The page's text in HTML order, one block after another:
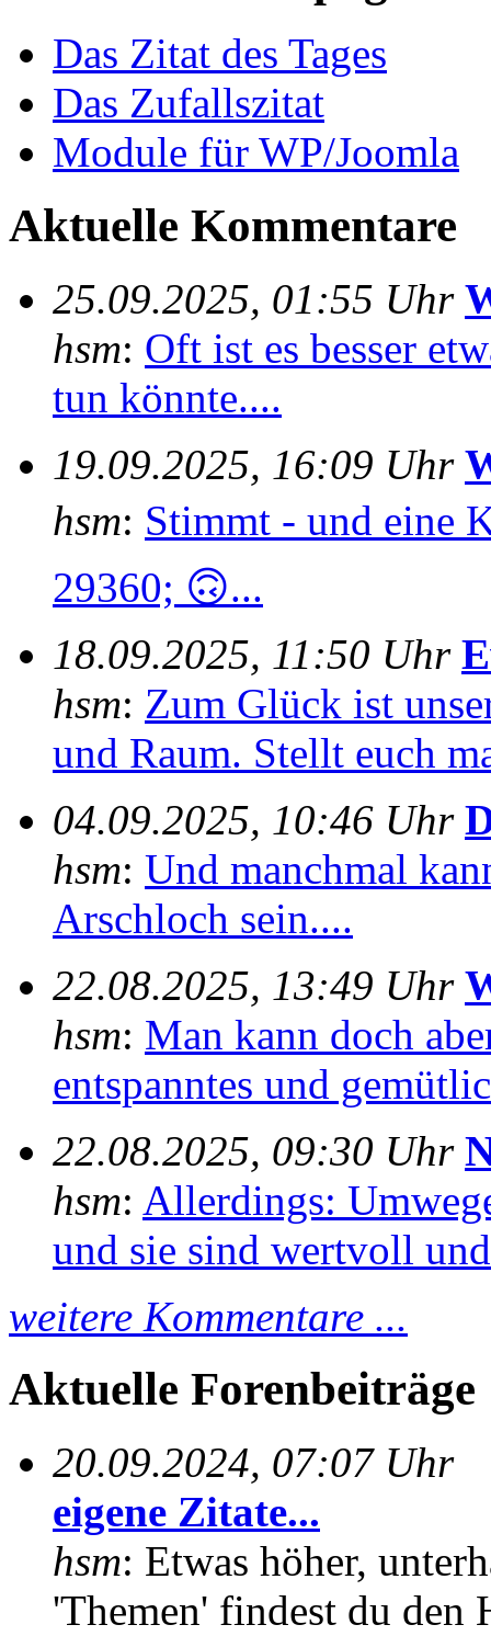
Das Zitat des Tages
Das Zufallszitat
Module für WP/Joomla
Aktuelle Kommentare
25.09.2025, 01:55 Uhr
hsm: Oft ist es besser
tun könnte....
19.09.2025, 16:09 Uhr
hsm: Stimmt - und eine
29360; 🙃...
18.09.2025, 11:50 Uhr
hsm: Zum Glück ist
und Raum. Stellt euch
04.09.2025, 10:46 Uhr
hsm: Und manchmal
Arschloch sein....
22.08.2025, 13:49 Uhr
hsm: Man kann doch
entspanntes und
22.08.2025, 09:30 Uhr
hsm: Allerdings:
und sie sind wertvoll
weitere Kommentare ...
Aktuelle Forenbeiträge
20.09.2024, 07:07 Uhr
eigene Zitate...
hsm: Etwas höher,
'Themen' findest du den